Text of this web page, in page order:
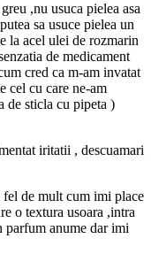
,nu usuca pielea asa
sa usuce pielea un
la acel ulei de rozmarin
de medicament
cred ca m-am invatat
cel cu care ne-am
de sticla cu pipeta )
iritatii , descuamari
de mult cum imi place
o textura usoara ,intra
parfum anume dar imi